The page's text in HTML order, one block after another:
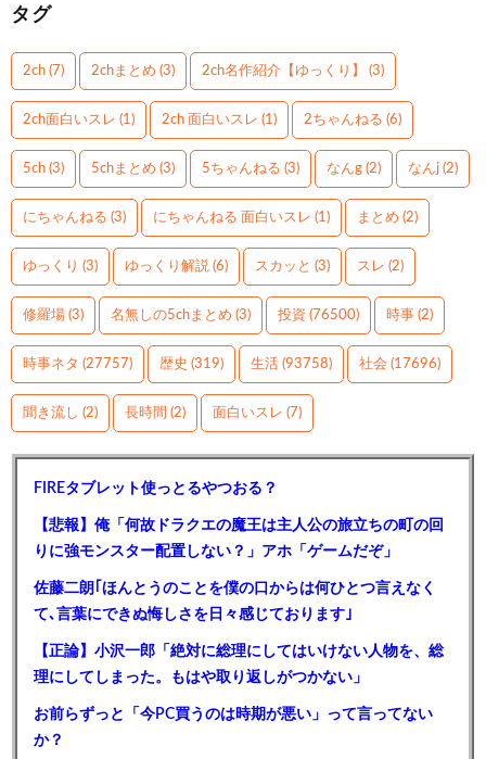
タグ
2ch (7) 2chまとめ (3) 2ch名作紹介【ゆっくり】 (3)
2ch面白いスレ (1) 2ch 面白いスレ (1) 2ちゃんねる (6)
5ch (3) 5chまとめ (3) 5ちゃんねる (3) なんg (2) なんj (2)
にちゃんねる (3) にちゃんねる 面白いスレ (1) まとめ (2)
ゆっくり (3) ゆっくり解説 (6) スカッと (3) スレ (2)
修羅場 (3) 名無しの5chまとめ (3) 投資 (76500) 時事 (2)
時事ネタ (27757) 歴史 (319) 生活 (93758) 社会 (17696)
聞き流し (2) 長時間 (2) 面白いスレ (7)
FIREタブレット使っとるやつおる？
【悲報】俺「何故ドラクエの魔王は主人公の旅立ちの町の回
りに強モンスター配置しない？」アホ「ゲームだぞ」
佐藤二朗｢ほんとうのことを僕の口からは何ひとつ言えなく
て､言葉にできぬ悔しさを日々感じております｣
【正論】小沢一郎「絶対に総理にしてはいけない人物を、総
理にしてしまった。もはや取り返しがつかない」
お前らずっと「今PC買うのは時期が悪い」って言ってない
か？